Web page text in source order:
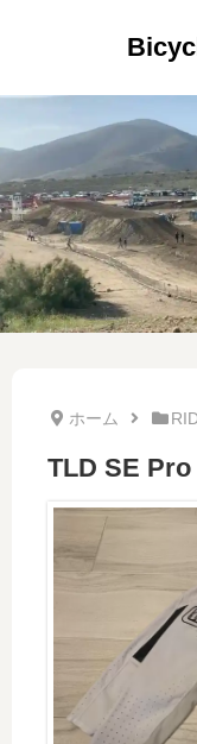
ホーム
TLD SE